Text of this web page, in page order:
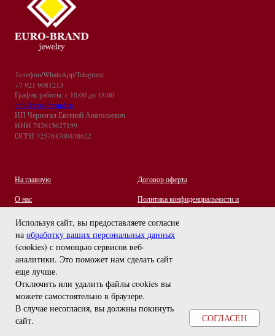
задайте вопрос
Используя сайт, вы предоставляете согласие
на обработку ваших персональных данных
(cookies) с помощью сервисов веб-
аналитики. Это поможет нам сделать сайт
еще лучше.
Отключить или удалить файлы cookies вы
можете самостоятельно в браузере.
В случае несогласия, вы должны покинуть
сайт.
СОГЛАСЕН
Телефон/WhatsApp/Telegram:
+7 921 9081213
График работы: с 10:00 до 18:00
info@euro-brand.ru
ИП Черногал Евгений Анатольевич
ИНН 782615627199
ОГРН 325784700438622
На главную
О нас
Контакты
Отзывы
Договор оферта
Политика конфиденциальности и
обработки персональных данных
Оплата и Доставка